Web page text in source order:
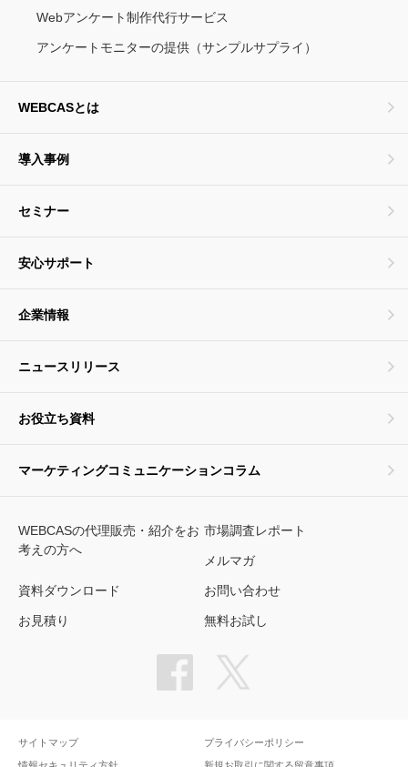
Webアンケート制作代行サービス
アンケートモニターの提供（サンプルサプライ）
WEBCASとは
導入事例
セミナー
安心サポート
企業情報
ニュースリリース
お役立ち資料
マーケティングコミュニケーションコラム
WEBCASの代理販売・紹介をお
考えの方へ
市場調査レポート
メルマガ
資料ダウンロード お問い合わせ
お見積り 無料お試し
サイトマップ プライバシーポリシー